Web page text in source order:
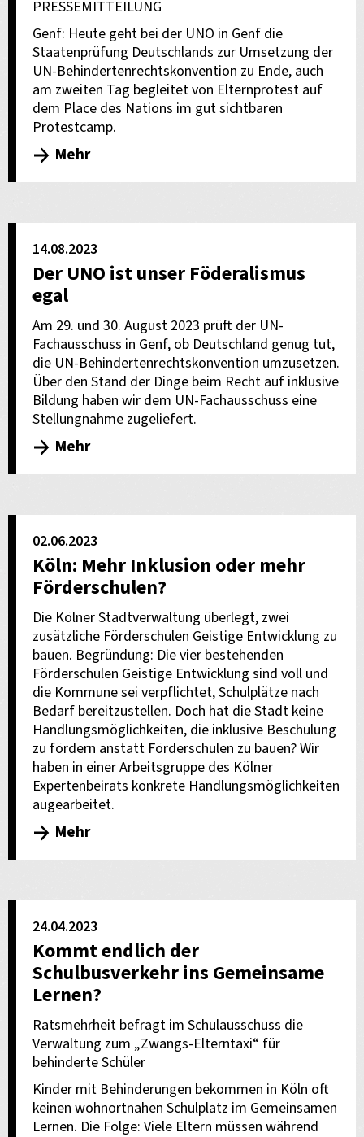
PRESSEMITTEILUNG
Genf: Heute geht bei der UNO in Genf die
Staatenprüfung Deutschlands zur Umsetzung der
UN-Behindertenrechtskonvention zu Ende, auch
am zweiten Tag begleitet von Elternprotest auf
dem Place des Nations im gut sichtbaren
Protestcamp.
Mehr
14.08.2023
Der UNO ist unser Föderalismus
egal
Am 29. und 30. August 2023 prüft der UN-
Fachausschuss in Genf, ob Deutschland genug tut,
die UN-Behindertenrechtskonvention umzusetzen.
Über den Stand der Dinge beim Recht auf inklusive
Bildung haben wir dem UN-Fachausschuss eine
Stellungnahme zugeliefert.
Mehr
02.06.2023
Köln: Mehr Inklusion oder mehr
Förderschulen?
Die Kölner Stadtverwaltung überlegt, zwei
zusätzliche Förderschulen Geistige Entwicklung zu
bauen. Begründung: Die vier bestehenden
Förderschulen Geistige Entwicklung sind voll und
die Kommune sei verpflichtet, Schulplätze nach
Bedarf bereitzustellen. Doch hat die Stadt keine
Handlungsmöglichkeiten, die inklusive Beschulung
zu fördern anstatt Förderschulen zu bauen? Wir
haben in einer Arbeitsgruppe des Kölner
Expertenbeirats konkrete Handlungsmöglichkeiten
augearbeitet.
Mehr
24.04.2023
Kommt endlich der
Schulbusverkehr ins Gemeinsame
Lernen?
Ratsmehrheit befragt im Schulausschuss die
Verwaltung zum „Zwangs-Elterntaxi“ für
behinderte Schüler
Kinder mit Behinderungen bekommen in Köln oft
keinen wohnortnahen Schulplatz im Gemeinsamen
Lernen. Die Folge: Viele Eltern müssen während